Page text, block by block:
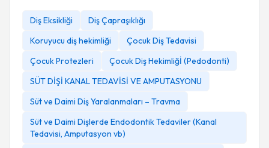
Diş Eksikliği
Diş Çapraşıklığı
Koruyucu diş hekimliği
Çocuk Diş Tedavisi
Çocuk Protezleri
Çocuk Diş Hekimliğİ (Pedodonti)
SÜT DİŞİ KANAL TEDAVİSİ VE AMPUTASYONU
Süt ve Daimi Diş Yaralanmaları – Travma
Süt ve Daimi Dişlerde Endodontik Tedaviler (Kanal
Tedavisi, Amputasyon vb)